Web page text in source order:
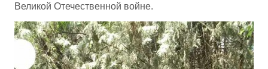
Великой Отечественной войне.